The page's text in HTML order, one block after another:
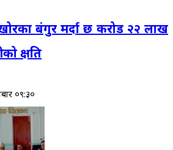
बंगुर मर्दा छ करोड २२ लाख
क्षति
०९:३०